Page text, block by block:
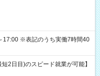
働7時間40
2日目)のスピード就業が可能】